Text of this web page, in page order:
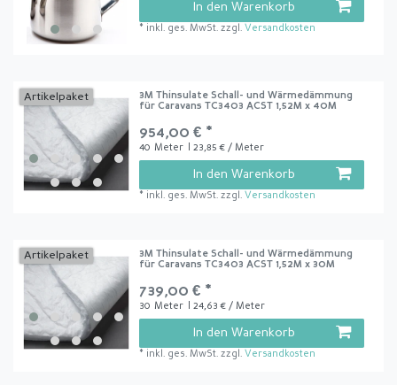
In den Warenkorb
* inkl. ges. MwSt. zzgl. Versandkosten
Artikelpaket
3M Thinsulate Schall- und Wärmedämmung
für Caravans TC3403 ACST 1,52M x 40M
954,00 € *
40 Meter | 23,85 € / Meter
In den Warenkorb
* inkl. ges. MwSt. zzgl. Versandkosten
Artikelpaket
3M Thinsulate Schall- und Wärmedämmung
für Caravans TC3403 ACST 1,52M x 30M
739,00 € *
30 Meter | 24,63 € / Meter
In den Warenkorb
* inkl. ges. MwSt. zzgl. Versandkosten